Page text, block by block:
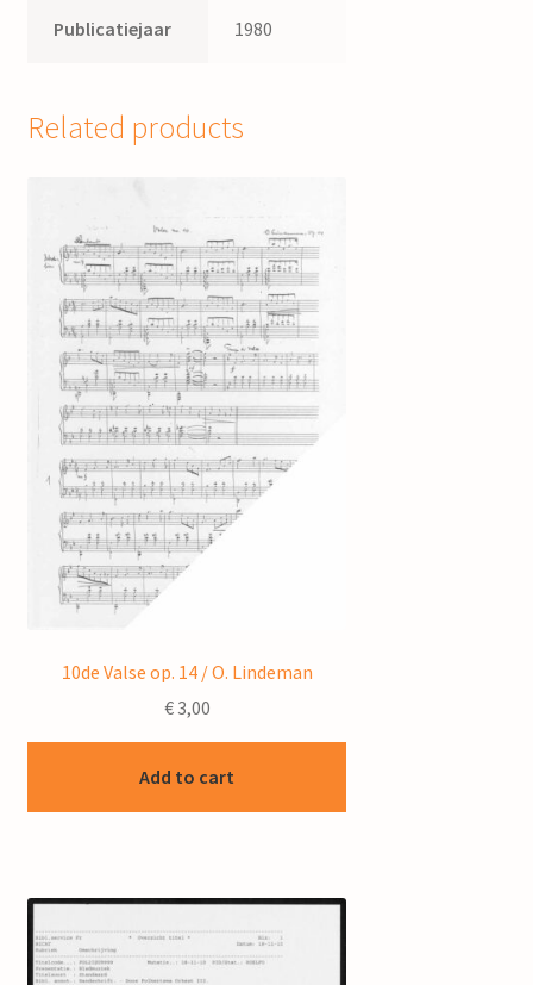
Publicatiejaar 1980
Related products
10de Valse op. 14 / O. Lindeman
€3,00
Add to cart